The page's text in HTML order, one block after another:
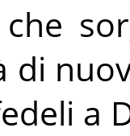
di
a